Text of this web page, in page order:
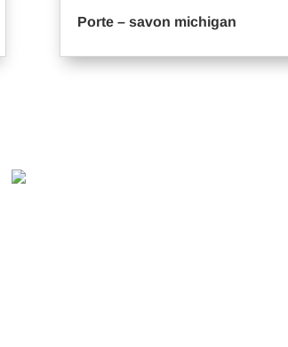
Porte – savon michigan